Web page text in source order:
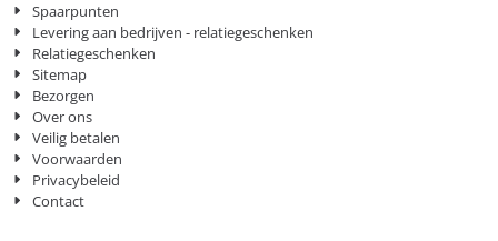
Spaarpunten
Levering aan bedrijven - relatiegeschenken
Relatiegeschenken
Sitemap
Bezorgen
Over ons
Veilig betalen
Voorwaarden
Privacybeleid
Contact